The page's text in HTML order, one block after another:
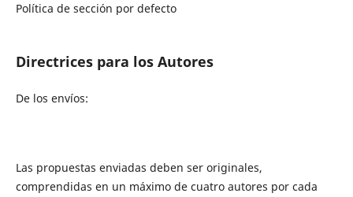
Política de sección por defecto
Directrices para los Autores
De los envíos:
Las propuestas enviadas deben ser originales,
comprendidas en un máximo de cuatro autores por cada